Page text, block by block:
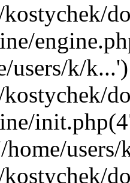
users/k/
home/